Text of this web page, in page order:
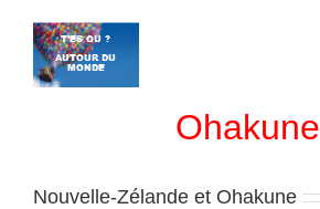
contenu
Ohakune
Nouvelle-Zélande et Ohakune